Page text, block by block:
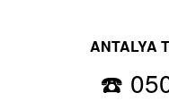
ANTALYA
☎️